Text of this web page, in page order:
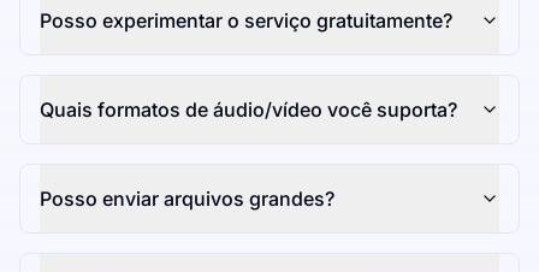
Posso experimentar o serviço gratuitamente?
Quais formatos de áudio/vídeo você suporta?
Posso enviar arquivos grandes?